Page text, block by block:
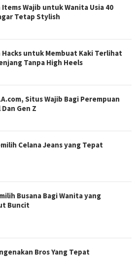
Items Wajib untuk Wanita Usia 40
Tetap Stylish
Hacks untuk Membuat Kaki Terlihat
Tanpa High Heels
Situs Wajib Bagi Perempuan
Gen Z
Celana Jeans yang Tepat
Busana Bagi Wanita yang
Buncit
Bros Yang Tepat